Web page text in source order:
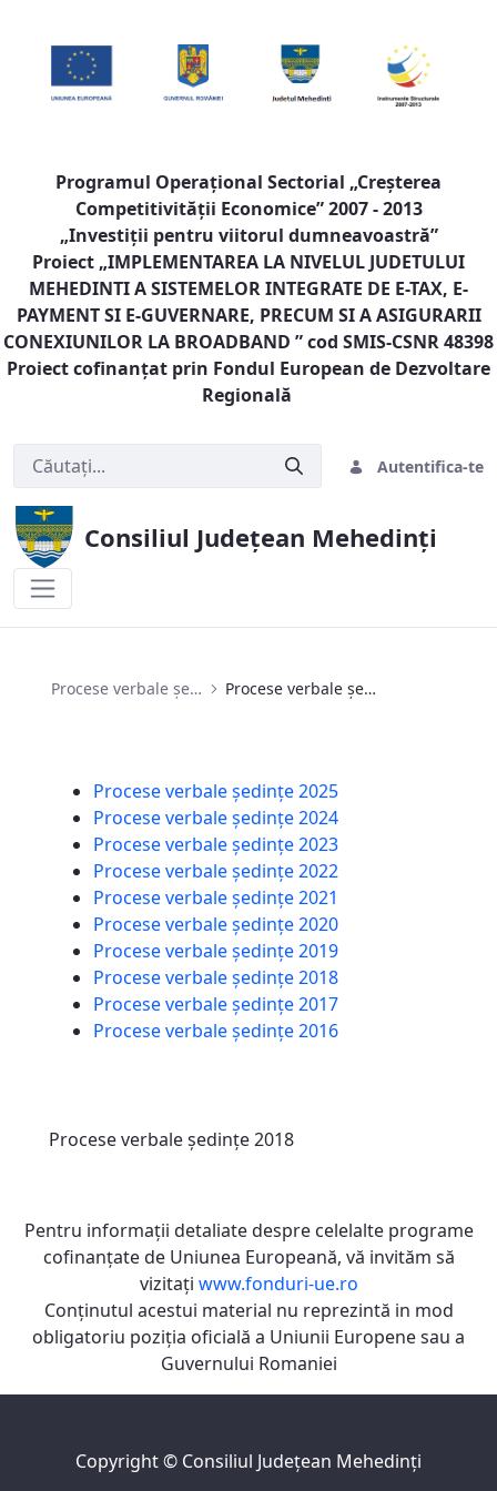
Programul Operaţional Sectorial „Creşterea
Competitivităţii Economice” 2007 - 2013
„Investiţii pentru viitorul dumneavoastră”
Proiect „IMPLEMENTAREA LA NIVELUL JUDETULUI
MEHEDINTI A SISTEMELOR INTEGRATE DE E-TAX, E-
PAYMENT SI E-GUVERNARE, PRECUM SI A ASIGURARII
CONEXIUNILOR LA BROADBAND ” cod SMIS-CSNR 48398
Proiect cofinanţat prin Fondul European de Dezvoltare
Regională
Autentifica-te
Consiliul Județean Mehedinți
Procese verbale ședințe Procese verbale ședințe 2018
Procese verbale ședințe 2025
Procese verbale ședințe 2024
Procese verbale ședințe 2023
Procese verbale ședințe 2022
Procese verbale ședințe 2021
Procese verbale ședințe 2020
Procese verbale ședințe 2019
Procese verbale ședințe 2018
Procese verbale ședințe 2017
Procese verbale ședințe 2016
Procese verbale ședințe 2018
Pentru informaţii detaliate despre celelalte programe
cofinanţate de Uniunea Europeană, vă invităm să
vizitaţi www.fonduri-ue.ro
Conţinutul acestui material nu reprezintă in mod
obligatoriu poziţia oficială a Uniunii Europene sau a
Guvernului Romaniei
Copyright © Consiliul Judeţean Mehedinţi